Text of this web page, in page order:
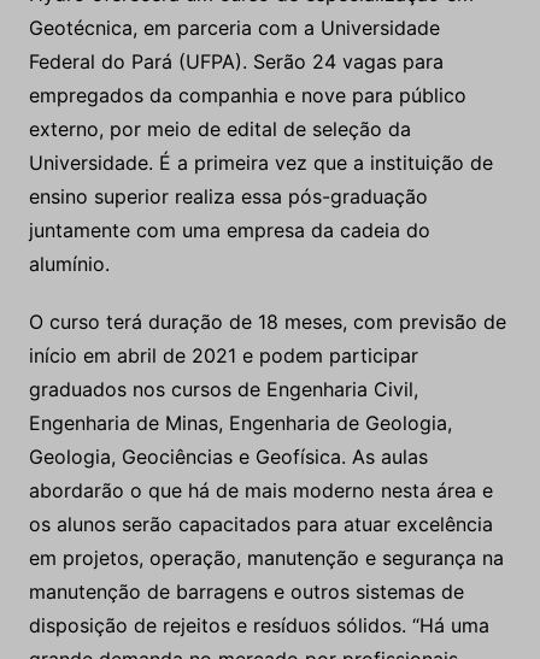
Com o objetivo de melhorar cada vez mais as
operações de bauxita
e alumina e ao mesmo tempo
investir no desenvolvimento de seus empregados, a
Hydro oferecerá um curso de especialização em
Geotécnica, em parceria com a Universidade
Federal do Pará (UFPA). Serão 24 vagas para
empregados da companhia e nove para público
externo, por meio de edital de seleção da
ensino superior realiza essa pós-graduação
juntamente com uma empresa da cadeia do
alumínio.
O curso terá duração de 18 meses, com previsão de
início em abril de 2021 e podem participar
graduados nos cursos de Engenharia Civil,
Engenharia de Minas, Engenharia de Geologia,
Geologia, Geociências e Geofísica. As aulas
abordarão o que há de mais moderno nesta área e
os alunos serão capacitados para atuar excelência